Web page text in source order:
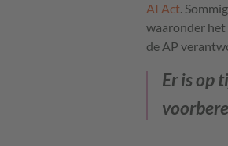
AI Act.
waaronder het
de AP
Er is op